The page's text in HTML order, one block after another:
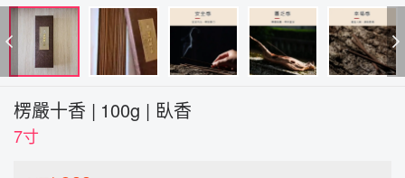
楞嚴十香 | 100g | 臥香
7寸